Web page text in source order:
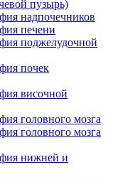
пузырь)
надпочечников
печени
поджелудочной
почек
височной
головного мозга
головного мозга
нижней и